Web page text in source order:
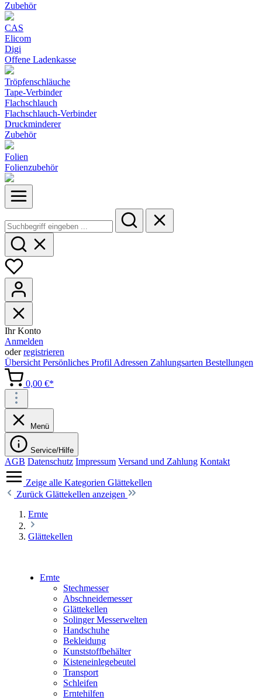
Zubehör
CAS
Elicom
Digi
Offene Ladenkasse
Tröpfenschläuche
Tape-Verbinder
Flachschlauch
Flachschlauch-Verbinder
Druckminderer
Zubehör
Folien
Folienzubehör
Ihr Konto
Anmelden
oderregistrieren
Übersicht Persönliches Profil Adressen Zahlungsarten Bestellungen
0,00 €*
Menü
Service/Hilfe
AGB Datenschutz Impressum Versand und Zahlung Kontakt
Zeige alle Kategorien Glättekellen
Zurück Glättekellen anzeigen
Ernte
Glättekellen
Ernte
Stechmesser
Abschneidemesser
Glättekellen
Solinger Messerwelten
Handschuhe
Bekleidung
Kunststoffbehälter
Kisteneinlegebeutel
Transport
Schleifen
Erntehilfen